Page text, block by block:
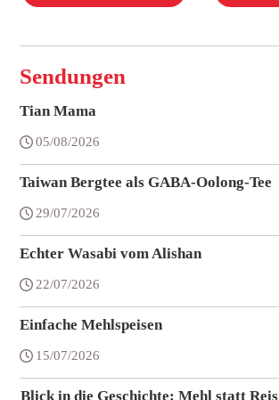
Sendungen
Tian Mama
05/08/2026
Taiwan Bergtee als GABA-Oolong-Tee
29/07/2026
Echter Wasabi vom Alishan
22/07/2026
Einfache Mehlspeisen
15/07/2026
Blick in die Geschichte: Mehl statt Reis